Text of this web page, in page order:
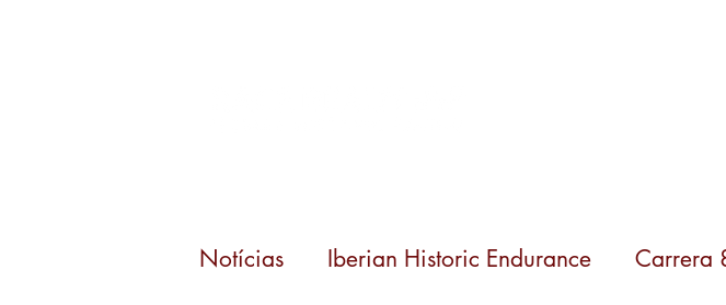
Notícias Iberian Historic Endurance Carrera